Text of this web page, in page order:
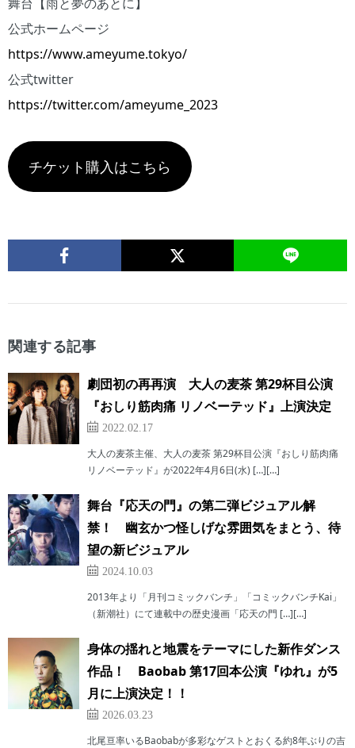
公式ホームページ
https://www.ameyume.tokyo/
公式twitter
https://twitter.com/ameyume_2023
チケット購入はこちら
関連する記事
劇団初の再再演 大人の麦茶 第29杯目公演
『おしり筋肉痛 リノベーテッド』上演決定
2022.02.17
大人の麦茶主催、大人の麦茶 第29杯目公演『おしり筋肉痛
リノベーテッド』が2022年4月6日(水) […][…]
舞台『応天の門』の第二弾ビジュアル解
禁！ 幽玄かつ怪しげな雰囲気をまとう、待
望の新ビジュアル
2024.10.03
2013年より「月刊コミックバンチ」「コミックバンチKai」
（新潮社）にて連載中の歴史漫画「応天の門 […][…]
身体の揺れと地震をテーマにした新作ダンス
作品！ Baobab 第17回本公演『ゆれ』が5
月に上演決定！！
2026.03.23
北尾亘率いるBaobabが多彩なゲストとおくる約8年ぶりの吉